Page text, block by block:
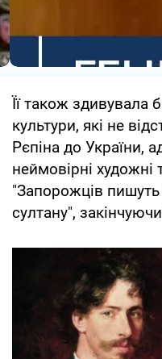
Її також здивувала
культури, які не
Рєпіна до України,
неймовірні
"Запорожців
султану",